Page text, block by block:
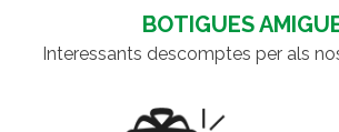
BOTIGUES
Interessants descomptes per als